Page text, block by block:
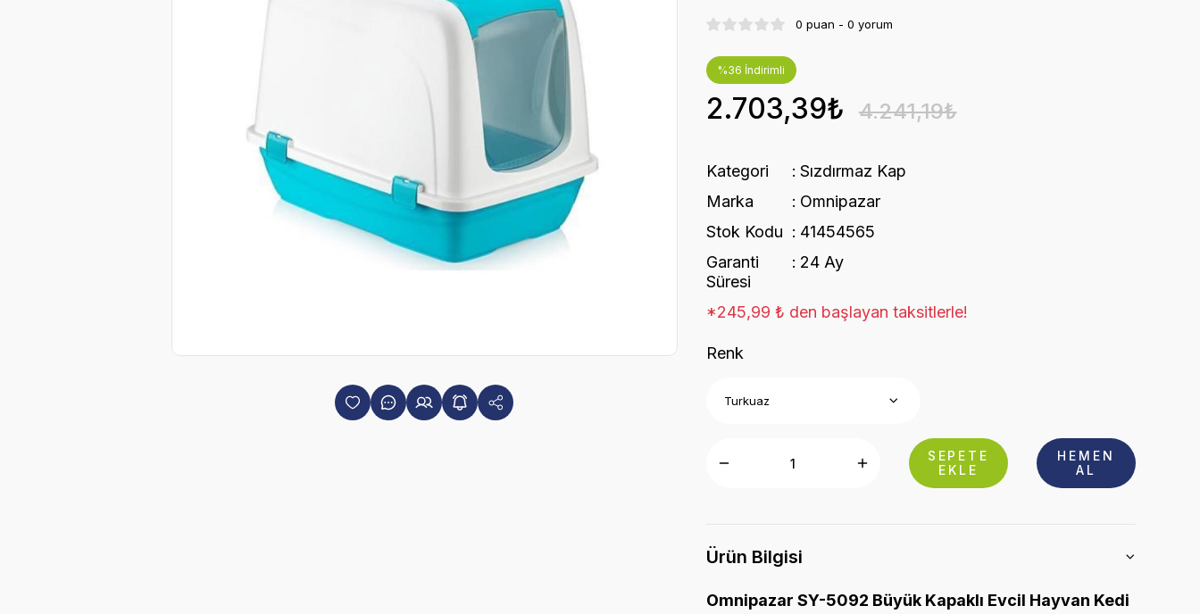
0 puan - 0 yorum
%36 İndirimli
2.703,39₺ 4.241,19₺
Kategori
Sızdırmaz Kap
Marka
Omnipazar
Stok Kodu
41454565
Garanti
Süresi
24 Ay
*245,99 ₺ den başlayan taksitlerle!
Renk
SEPETE
EKLE
HEMEN
AL
Ürün Bilgisi
Omnipazar SY-5092 Büyük Kapaklı Evcil Hayvan Kedi